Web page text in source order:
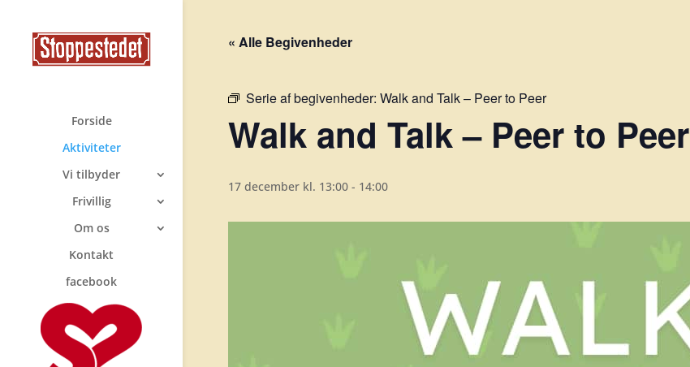
Forside
Aktiviteter
Vi tilbyder
Frivillig
Om os
Kontakt
facebook
« Alle Begivenheder
Serie af begivenheder: Walk and Talk – Peer to Peer
Walk and Talk – Peer to Peer
17 december kl. 13:00- 14:00